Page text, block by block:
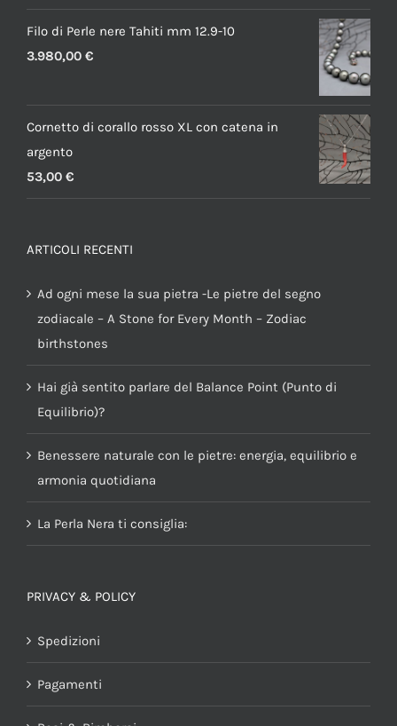
Filo di Perle nere Tahiti mm 12.9-10
3.980,00 €
Cornetto di corallo rosso XL con catena in
argento
53,00 €
ARTICOLI RECENTI
Ad ogni mese la sua pietra -Le pietre del segno
zodiacale – A Stone for Every Month – Zodiac
birthstones
Hai già sentito parlare del Balance Point (Punto di
Equilibrio)?
Benessere naturale con le pietre: energia, equilibrio e
armonia quotidiana
La Perla Nera ti consiglia:
PRIVACY & POLICY
Spedizioni
Pagamenti